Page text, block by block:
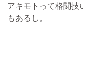
アキモトって格闘技
もあるし。